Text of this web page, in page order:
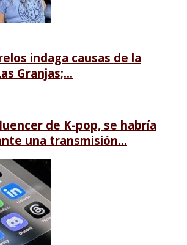
indaga causas de la
Granjas;...
de K-pop, se habría
una transmisión...